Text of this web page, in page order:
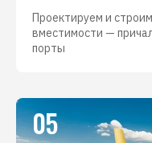
Проектируем и
вместимости —
порты
05